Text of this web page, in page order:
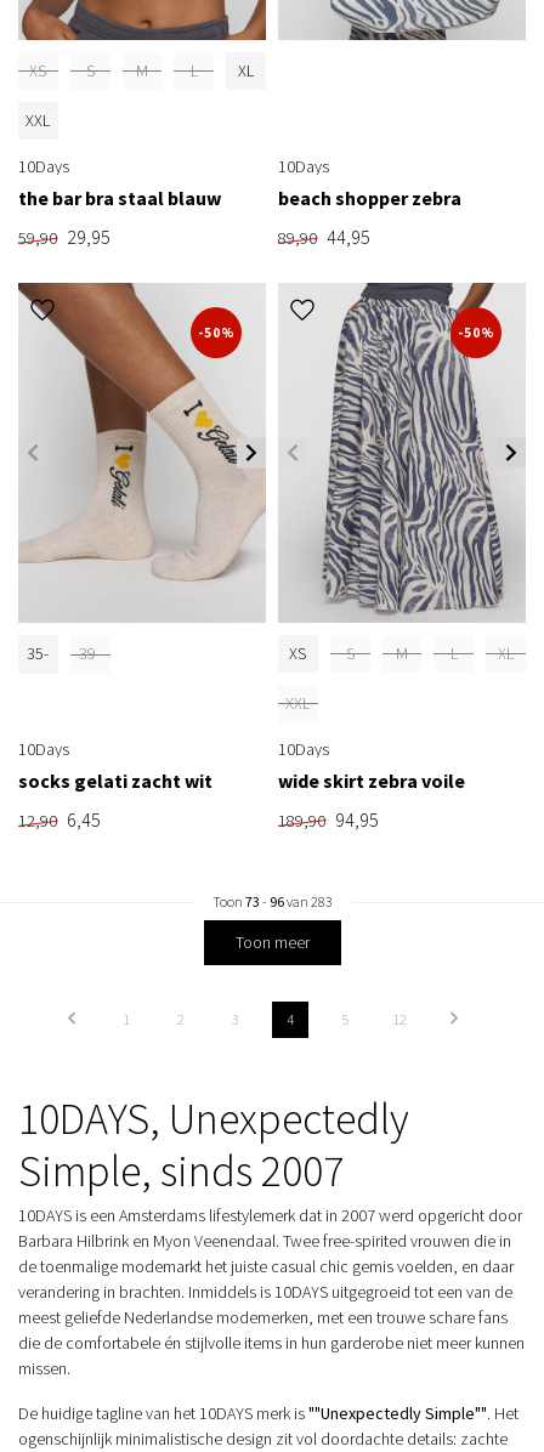
XS S M L XL
XXL
10Days
the bar bra staal blauw
59,90 29,95
10Days
beach shopper zebra
89,90 44,95
-50%
35-
39-
10Days
socks gelati zacht wit
12,90 6,45
-50%
XS S M L XL
XXL
10Days
wide skirt zebra voile
189,90 94,95
Toon 73 - 96van 283
Toon meer
1 2 3 4 5 12
10DAYS, Unexpectedly
Simple, sinds 2007
10DAYS is een Amsterdams lifestylemerk dat in 2007 werd opgericht door
Barbara Hilbrink en Myon Veenendaal. Twee free-spirited vrouwen die in
de toenmalige modemarkt het juiste casual chic gemis voelden, en daar
verandering in brachten. Inmiddels is 10DAYS uitgegroeid tot een van de
meest geliefde Nederlandse modemerken, met een trouwe schare fans
die de comfortabele én stijlvolle items in hun garderobe niet meer kunnen
missen.
De huidige tagline van het 10DAYS merk is""Unexpectedly Simple"". Het
ogenschijnlijk minimalistische design zit vol doordachte details: zachte